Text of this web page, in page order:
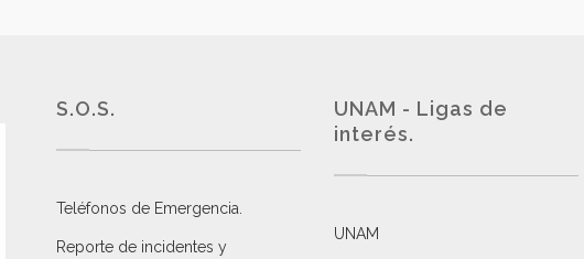
S.O.S.
Teléfonos de Emergencia.
Reporte de incidentes y
UNAM - Ligas de
interés.
UNAM